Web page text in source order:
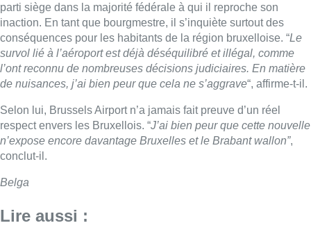
parti siège dans la majorité fédérale à qui il reproche son
inaction. En tant que bourgmestre, il s’inquiète surtout des
conséquences pour les habitants de la région bruxelloise. “Le
survol lié à l’aéroport est déjà déséquilibré et illégal, comme
l’ont reconnu de nombreuses décisions judiciaires. En matière
de nuisances, j’ai bien peur que cela ne s’aggrave“, affirme-t-il.
Selon lui, BrusselsAirportn’a jamais fait preuve d’un réel
respect envers les Bruxellois. “J’ai bien peur que cette nouvelle
n’expose encore davantage Bruxelles et le Brabant wallon”,
conclut-il.
Belga
Lire aussi :